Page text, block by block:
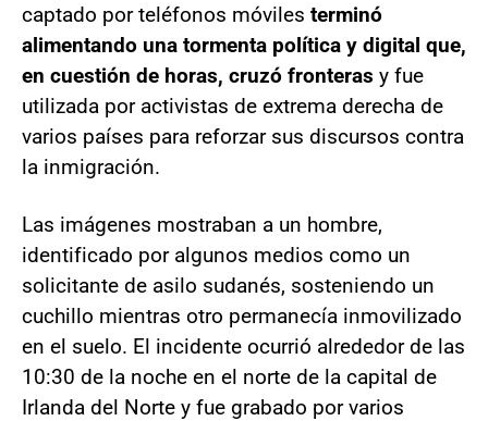
captado por teléfonos móviles terminó
alimentando una tormenta política y digital que,
en cuestión de horas, cruzó fronteras y fue
utilizada por activistas de extrema derecha de
varios países para reforzar sus discursos contra
la inmigración.
Las imágenes mostraban a un hombre,
identificado por algunos medios como un
solicitante de asilo sudanés, sosteniendo un
cuchillo mientras otro permanecía inmovilizado
en el suelo. El incidente ocurrió alrededor de las
10:30 de la noche en el norte de la capital de
Irlanda del Norte y fue grabado por varios